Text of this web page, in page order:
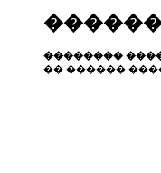
��������
�� ������